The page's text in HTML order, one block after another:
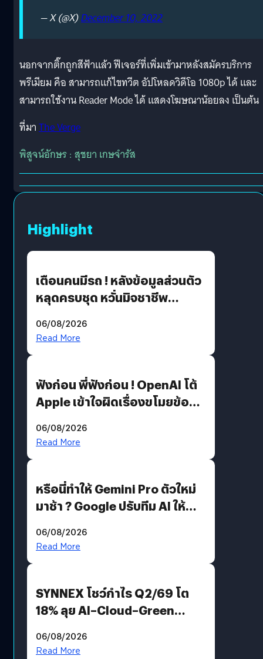
— X (@X)December 10, 2022
นอกจากติ๊กถูกสีฟ้าแล้ว ฟีเจอร์ที่เพิ่มเข้ามาหลังสมัครบริการ
พรีเมียม คือ สามารถแก้ไขทวีต อัปโหลดวิดีโอ 1080p ได้ และ
สามารถใช้งาน Reader Mode ได้ แสดงโฆษณาน้อยลง เป็นต้น
ที่มา​The Verge
พิสูจน์อักษร : สุชยา เกษจำรัส
Highlight
เตือนคนมีรถ ! หลังข้อมูลส่วนตัว
หลุดครบชุด หวั่นมิจชาชีพ
รหัสผ่านหลุด ไม่ใช่แฮ็กเกอร์
06/08/2026
Read More
ฟังก่อน พี่ฟังก่อน ! OpenAI โต้
Apple เข้าใจผิดเรื่องขโมยข้อมูล
06/08/2026
Read More
หรือนี่ทำให้ Gemini Pro ตัวใหม่
มาช้า ? Google ปรับทีม AI ให้
AGI
06/08/2026
Read More
SYNNEX โชว์กำไร Q2/69 โต
18% ลุย AI–Cloud–Green
Revenue เร่งเครื่อง New
06/08/2026
Read More